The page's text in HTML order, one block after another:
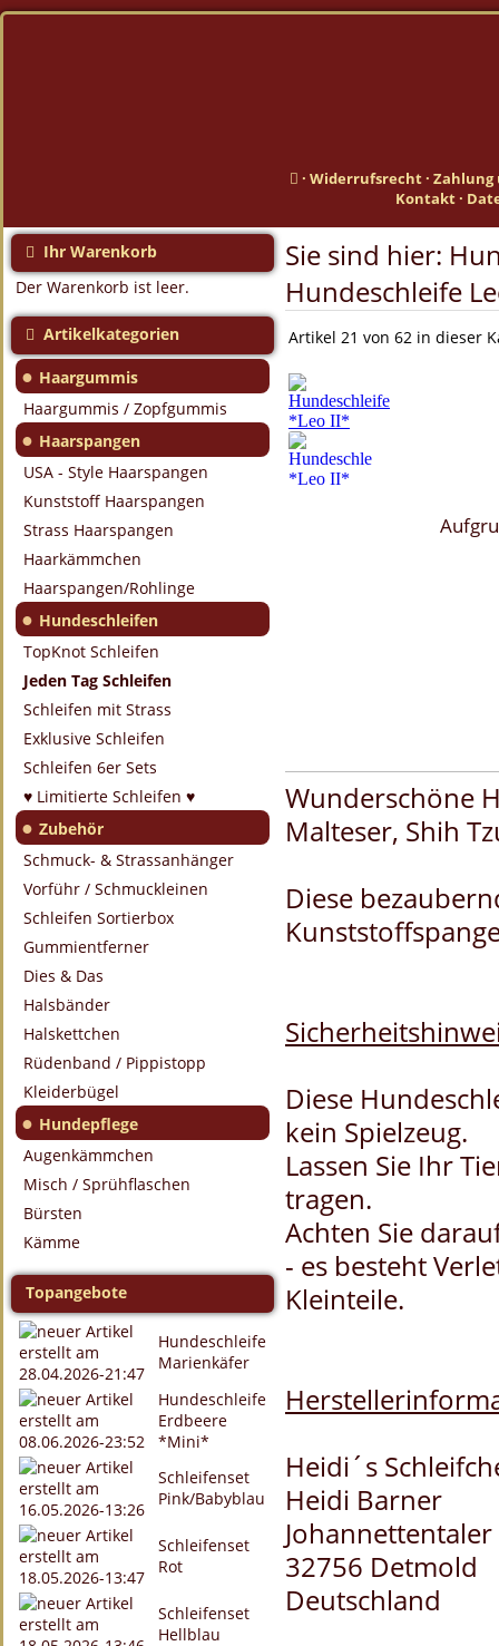
· Widerrufsrecht· Zahlung
Kontakt·
Ihr Warenkorb
Der Warenkorb ist leer.
Artikelkategorien
● Haargummis
Haargummis / Zopfgummis
● Haarspangen
USA - Style Haarspangen
Kunststoff Haarspangen
Strass Haarspangen
Haarkämmchen
Haarspangen/Rohlinge
● Hundeschleifen
TopKnot Schleifen
Jeden Tag Schleifen
Schleifen mit Strass
Exklusive Schleifen
Schleifen 6er Sets
♥ Limitierte Schleifen ♥
● Zubehör
Schmuck- & Strassanhänger
Vorführ / Schmuckleinen
Schleifen Sortierbox
Gummientferner
Dies & Das
Halsbänder
Halskettchen
Rüdenband / Pippistopp
Kleiderbügel
● Hundepflege
Augenkämmchen
Misch / Sprühflaschen
Bürsten
Kämme
Topangebote
Hundeschleife
Marienkäfer
Hundeschleife
Erdbeere
*Mini*
Schleifenset
Pink/Babyblau
Schleifenset
Rot
Schleifenset
Hellblau
Sie sind hier:
Hundeschleife
Artikel 21 von 62 in dieser
Wunderschöne
Malteser, Shih
Diese
Diese
kein Spielzeug.
Lassen Sie Ihr
tragen.
Achten Sie
- es besteht
Kleinteile.
Heidi´s
Heidi Barner
Johannettentaler
32756 Detmold
Deutschland